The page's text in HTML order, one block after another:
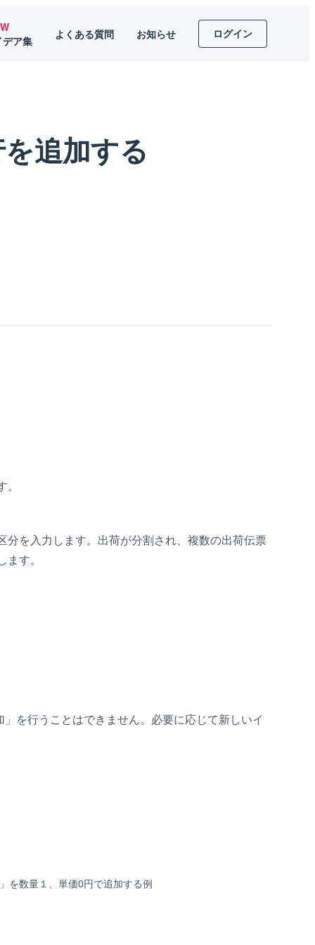
ア集
よくある質問 お知らせ ログイン
追加する
を入力します。出荷が分割され、複数の出荷伝票
す。
を行うことはできません。必要に応じて新しいイ
を数量１、単価0円で追加する例